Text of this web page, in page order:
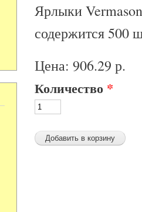
Ярлыки
содержится 500
Цена: 906.29 р.
Количество *